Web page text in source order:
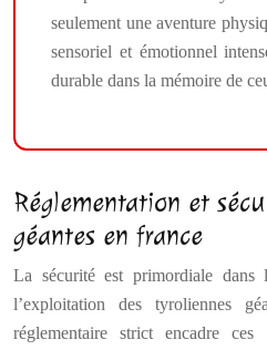
seulement une aventure
sensoriel et émotionnel
durable dans la mémoire de
Réglementation et
géantes en france
La sécurité est primordiale dans
l’exploitation des tyroliennes
réglementaire strict encadre